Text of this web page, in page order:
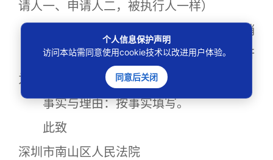
请人一、申请人二，被执行人一样）
异议请求： 请求终止/暂缓/撤销
（XXXX）粤0305执XXXX号的某某执行行
为。
事实与理由：按事实填写。
此致
深圳市南山区人民法院
个人信息保护声明
访问本站需同意使用cookie技术以改进用户体验。
同意后关闭